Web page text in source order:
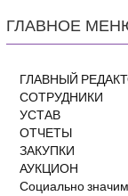
ГЛАВНОЕ
ГЛАВНЫЙ
СОТРУДНИКИ
УСТАВ
ОТЧЕТЫ
ЗАКУПКИ
АУКЦИОН
Социально